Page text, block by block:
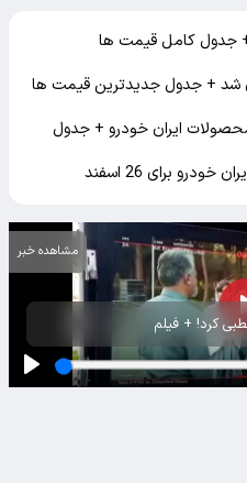
+ جدول کامل قیمت ها
شد + جدول جدیدترین قیمت ها
برای 26 اسفند
کرد! + فیلم
مشاهده خبر